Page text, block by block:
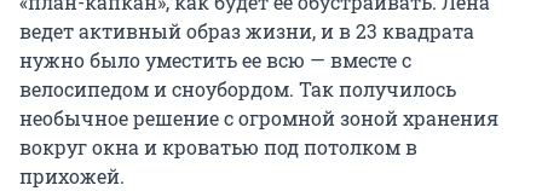
ведет активный образ жизни, и в 23 квадрата
нужно было уместить ее всю — вместе с
велосипедом и сноубордом. Так получилось
необычное решение с огромной зоной хранения
вокруг окна и кроватью под потолком в
прихожей.